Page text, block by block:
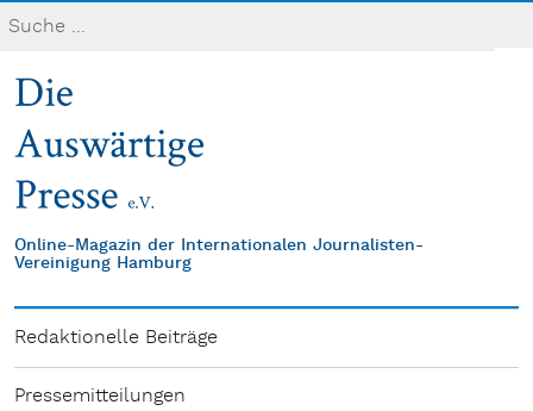
Online-Magazin der Internationalen Journalisten-
Vereinigung Hamburg
Redaktionelle Beiträge
Pressemitteilungen